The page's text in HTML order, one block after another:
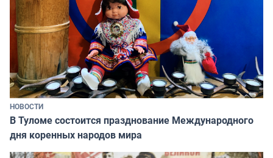
НОВОСТИ
В Туломе состоится празднование Международного
дня коренных народов мира